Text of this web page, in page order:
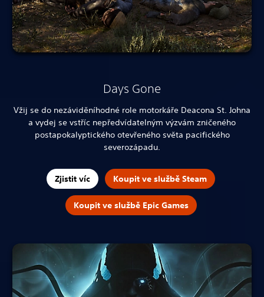
Days Gone
Vžij se do nezáviděníhodné role motorkáře Deacona St. Johna
a vydej se vstříc nepředvídatelným výzvám zničeného
postapokalyptického otevřeného světa pacifického
severozápadu.
Zjistit víc Koupit ve službě Steam
Koupit ve službě Epic Games